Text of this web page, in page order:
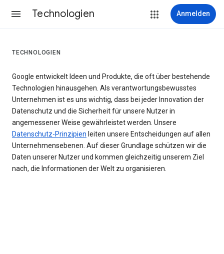
Technologien Anmelden
TECHNOLOGIEN
Google entwickelt Ideen und Produkte, die oft über bestehende
Technologien hinausgehen. Als verantwortungsbewusstes
Unternehmen ist es uns wichtig, dass bei jeder Innovation der
Datenschutz und die Sicherheit für unsere Nutzer in
angemessener Weise gewährleistet werden. Unsere
Datenschutz-Prinzipien leiten unsere Entscheidungen auf allen
Unternehmensebenen. Auf dieser Grundlage schützen wir die
Daten unserer Nutzer und kommen gleichzeitig unserem Ziel
nach, die Informationen der Welt zu organisieren.